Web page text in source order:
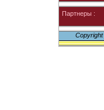
Партнеры :
Copyright